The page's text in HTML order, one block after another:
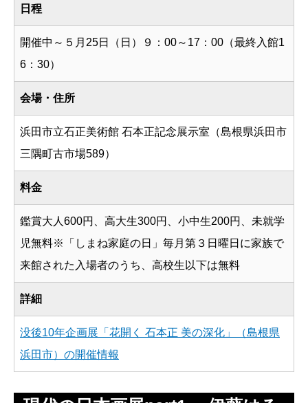
日程
開催中～５月25日（日）９：00～17：00（最終入館1
6：30）
会場・住所
浜田市立石正美術館 石本正記念展示室（島根県浜田市
三隅町古市場589）
料金
鑑賞大人600円、高大生300円、小中生200円、未就学
児無料※「しまね家庭の日」毎月第３日曜日に家族で
来館された入場者のうち、高校生以下は無料
詳細
没後10年企画展「花開く 石本正 美の深化」（島根県
浜田市）の開催情報